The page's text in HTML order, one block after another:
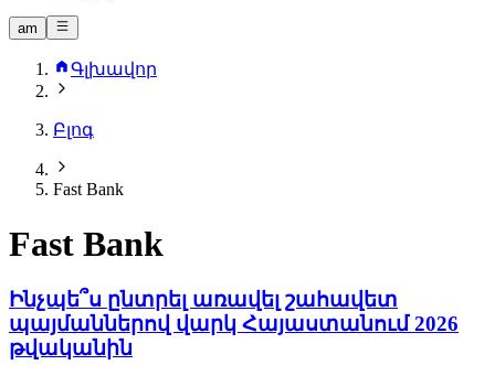
am
Գլխավոր
Բլոգ
Fast Bank
Fast Bank
Ինչպե՞ս ընտրել առավել շահավետ
պայմաններով վարկ Հայաստանում 2026
թվականին